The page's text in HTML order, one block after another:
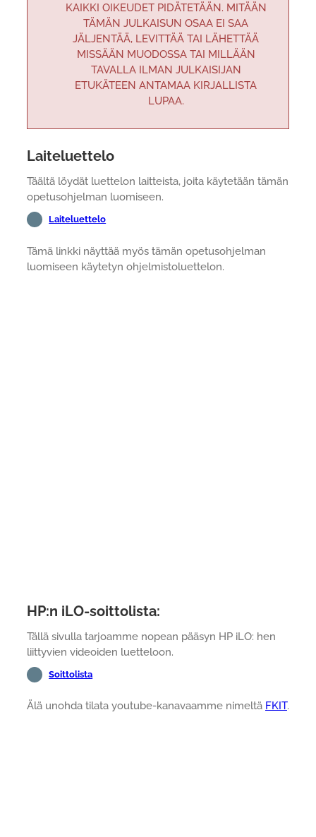
KAIKKI OIKEUDET PIDÄTETÄÄN. MITÄÄN
TÄMÄN JULKAISUN OSAA EI SAA
JÄLJENTÄÄ, LEVITTÄÄ TAI LÄHETTÄÄ
MISSÄÄN MUODOSSA TAI MILLÄÄN
TAVALLA ILMAN JULKAISIJAN
ETUKÄTEEN ANTAMAA KIRJALLISTA
LUPAA.
Laiteluettelo
Täältä löydät luettelon laitteista, joita käytetään tämän
opetusohjelman luomiseen.
Laiteluettelo
Tämä linkki näyttää myös tämän opetusohjelman
luomiseen käytetyn ohjelmistoluettelon.
HP:n iLO-soittolista:
Tällä sivulla tarjoamme nopean pääsyn HP iLO: hen
liittyvien videoiden luetteloon.
Soittolista
Älä unohda tilata youtube-kanavaamme nimeltä FKIT.